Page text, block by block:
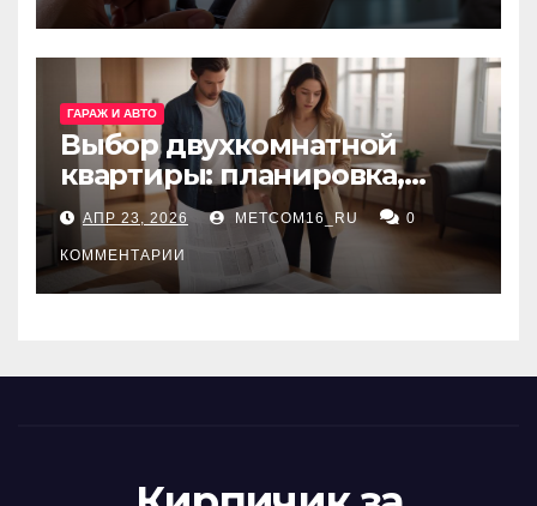
ГАРАЖ И АВТО
Выбор двухкомнатной
квартиры: планировка,
состояние жилья и
проверка документов
АПР 23, 2026 METCOM16_RU 0
КОММЕНТАРИИ